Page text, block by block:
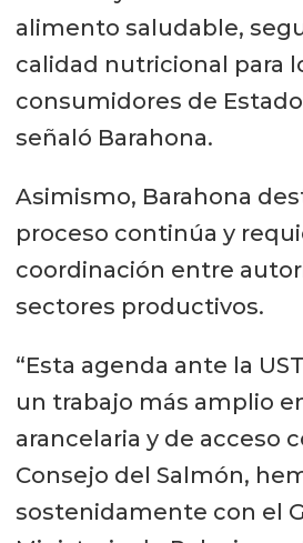
alimento saludable,
calidad nutricional para
consumidores de
señaló Barahona.
Asimismo, Barahona
proceso continúa y
coordinación entre
sectores productivos.
“Esta agenda ante la
un trabajo más amplio
arancelaria y de acceso
Consejo del Salmón,
sostenidamente con el